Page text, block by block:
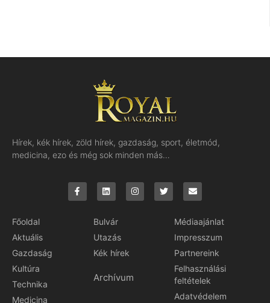
Hírek, kék hírek, zöld hírek, gazdaság, sport, életmód,
medicina, ezo és még sok minden más…
Főoldal
Aktuális
Gazdaság
Kultúra
Technika
Medicina
Bulvár
Utazás
Kék hírek
Archívum
Médiaajánlat
Impresszum
Partnereink
Felhasználási
feltételek
Adatvédelem